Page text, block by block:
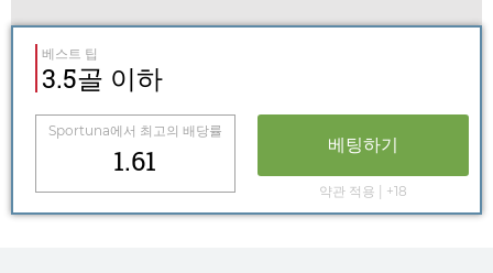
베스트 팁
3.5골 이하
Sportuna에서 최고의 배당률
1.61 베팅하기
약관 적용 | +18